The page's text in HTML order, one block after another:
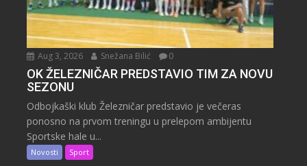
Aug 3, 2026 Snežana Bilić 0
OK ŽELEZNIČAR PREDSTAVIO TIM ZA NOVU
SEZONU
Odbojkaški klub Železničar predstavio je večeras
ponosno na prvom treningu u prelepom ambijentu
Sportske hale u...
Novosti Sport